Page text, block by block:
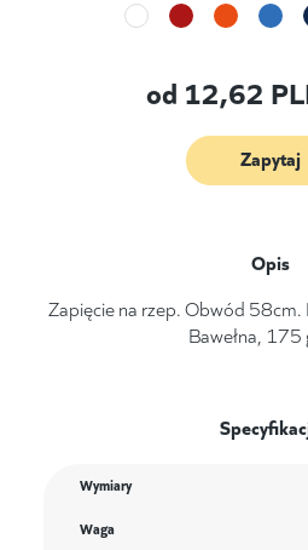
od 12,62
Zapytaj
Opis
Zapięcie na rzep. Obwód
Bawełna, 175
Wymiary
Waga